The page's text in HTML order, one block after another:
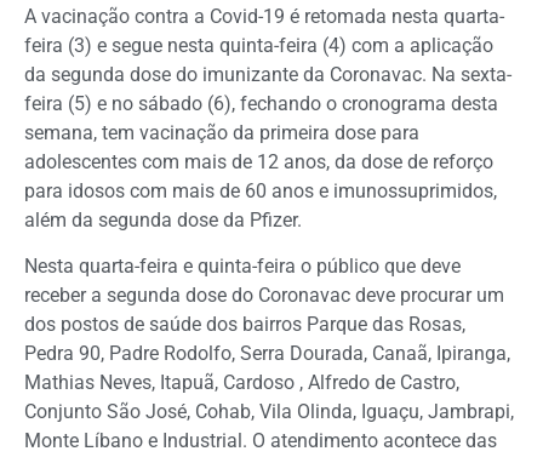
A vacinação contra a Covid-19 é retomada nesta quarta-
feira (3) e segue nesta quinta-feira (4) com a aplicação
da segunda dose do imunizante da Coronavac. Na sexta-
feira (5) e no sábado (6), fechando o cronograma desta
semana, tem vacinação da primeira dose para
adolescentes com mais de 12 anos, da dose de reforço
para idosos com mais de 60 anos e imunossuprimidos,
além da segunda dose da Pfizer.
Nesta quarta-feira e quinta-feira o público que deve
receber a segunda dose do Coronavac deve procurar um
dos postos de saúde dos bairros Parque das Rosas,
Pedra 90, Padre Rodolfo, Serra Dourada, Canaã, Ipiranga,
Mathias Neves, Itapuã, Cardoso , Alfredo de Castro,
Conjunto São José, Cohab, Vila Olinda, Iguaçu, Jambrapi,
Monte Líbano e Industrial. O atendimento acontece das